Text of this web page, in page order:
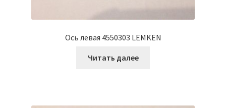
Ось левая 4550303 LEMKEN
Читать далее